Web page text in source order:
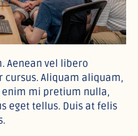
Aenean vel libero
Aliquam aliquam,
mi pretium nulla,
eget tellus. Duis at felis